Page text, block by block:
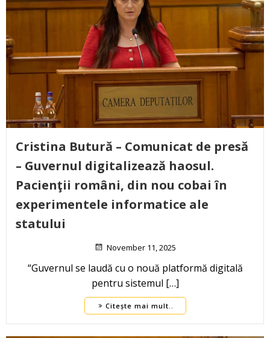
Cristina Butură – Comunicat de presă
– Guvernul digitalizează haosul.
Pacienţii români, din nou cobai în
experimentele informatice ale
statului
November 11, 2025
“Guvernul se laudă cu o nouă platformă digitală
pentru sistemul […]
Citește mai mult..